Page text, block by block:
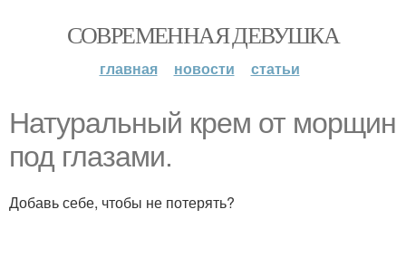
СОВРЕМЕННАЯ ДЕВУШКА
главная новости статьи
Натуральный крем от морщин
под глазами.
Добавь себе, чтобы не потерять?